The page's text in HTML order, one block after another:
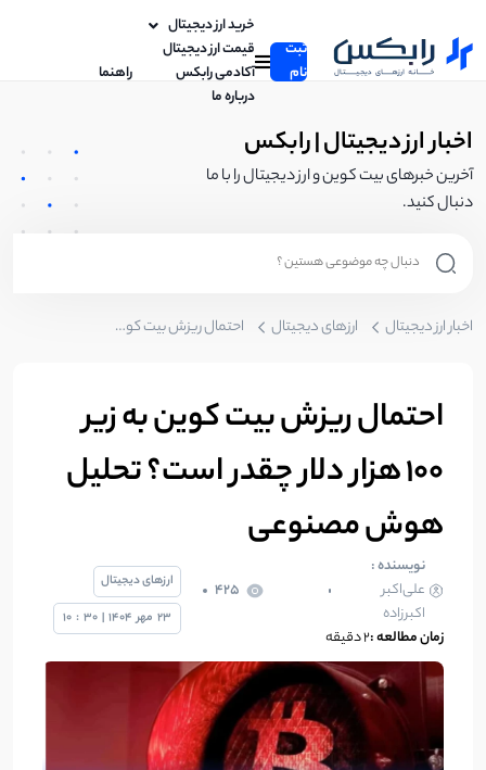
ثبت
نام
خرید ارز دیجیتال
قیمت ارز دیجیتال
آکادمی رابکس
راهنما
درباره ما
اخبار ارز دیجیتال | رابکس
آخرین خبرهای بیت کوین و ارز دیجیتال را با ما
دنبال کنید.
اخبار ارز دیجیتال ارزهای دیجیتال احتمال ریزش بیت کوین به زیر 100 هزار دلار چقدر است؟ تحلیل هوش مصنوعی
احتمال ریزش بیت کوین به زیر
100 هزار دلار چقدر است؟ تحلیل
هوش مصنوعی
نویسنده :
علی‌اکبر
اکبرزاده
425
زمان مطالعه :2 دقیقه
ارزهای دیجیتال
23 مهر 1404
|
30
:
10